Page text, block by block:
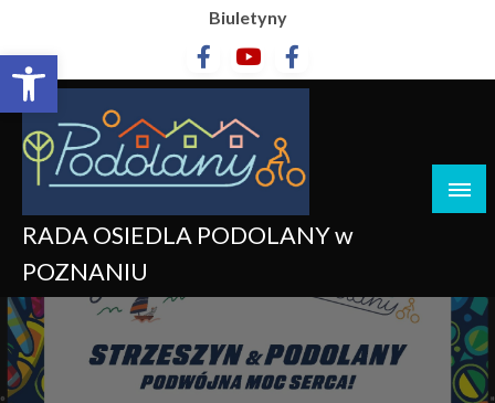
Otwórz pasek narzędzi
Biuletyny
RADA OSIEDLA PODOLANY w
POZNANIU